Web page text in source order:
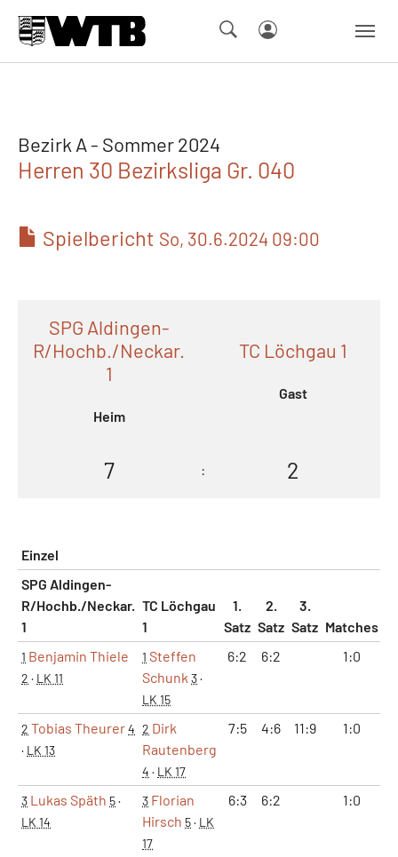
Bezirk A - Sommer 2024
Herren 30 Bezirksliga Gr. 040
Spielbericht So, 30.6.2024 09:00
SPG Aldingen-
R/Hochb./Neckar.
1
Heim
TC Löchgau 1
Gast
7 : 2
Einzel
SPG Aldingen-
R/Hochb./Neckar.
1
TC Löchgau
1
1.
Satz
2.
Satz
3.
Satz Matches
1 Benjamin Thiele
2 · LK 11
1 Steffen
Schunk 3·
LK 15
6:2 6:2 1:0
2 Tobias Theurer4
· LK 13
2 Dirk
Rautenberg
4 · LK 17
7:5 4:6 11:9 1:0
3 Lukas Späth 5·
LK 14
3 Florian
Hirsch 5· LK
17
6:3 6:2 1:0